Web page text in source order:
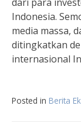
Indonesia.
media massa,
ditingkatkan
internasional
Posted in Berita